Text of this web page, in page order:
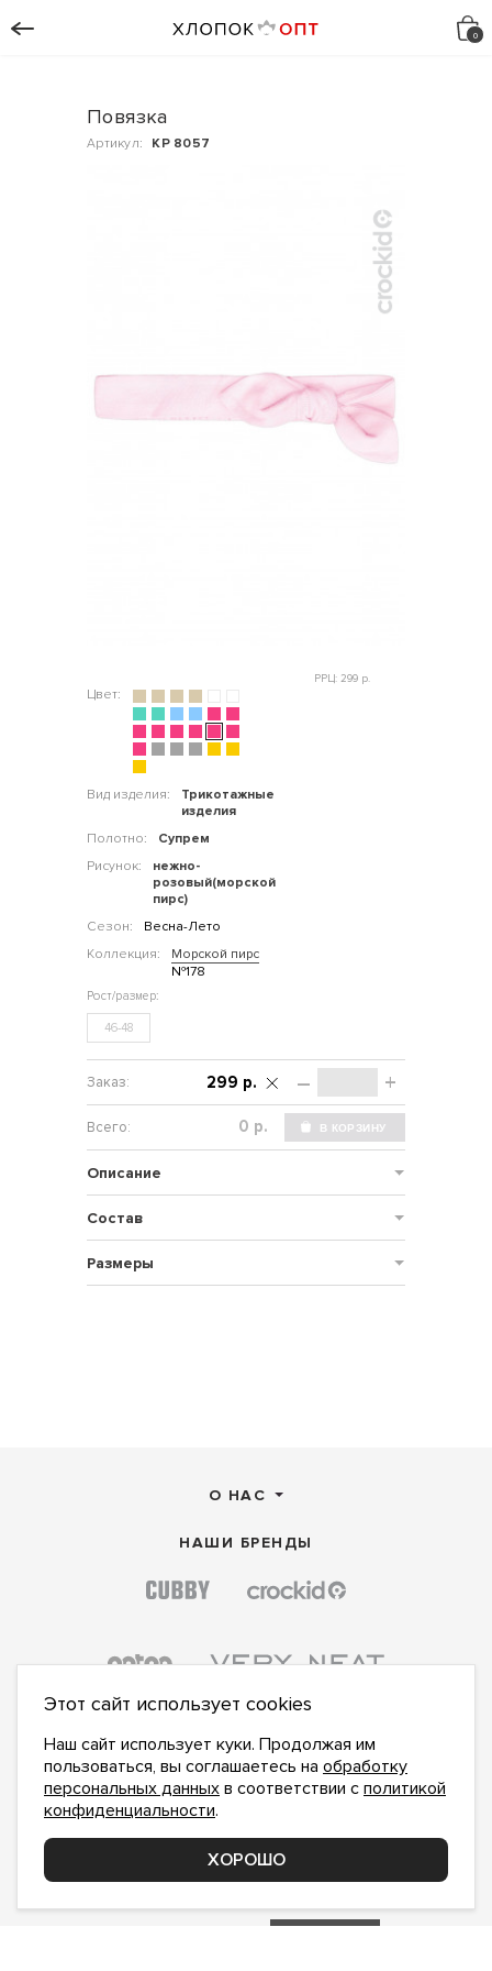
Повязка
Артикул: КР 8057
Цвет:
Вид изделия:
Трикотажные
изделия
Полотно:
Супрем
Рисунок:
нежно-
розовый(морской
пирс)
Сезон:
Весна-Лето
Коллекция:
Морской пирс
№178
РРЦ: 299 р.
46-48
– +
299 р.
р.
Описание
Состав
Размеры
О НАС
НАШИ БРЕНДЫ
ПОДПИСАТЬСЯ НА НОВОСТИ:
сполитикой конфиденциальностиознакомлен и
Этот сайт использует cookies
Наш сайт использует куки. Продолжая им
пользоваться, вы соглашаетесь на обработку
персональных данных в соответствии с политикой
конфиденциальности.
ХОРОШО